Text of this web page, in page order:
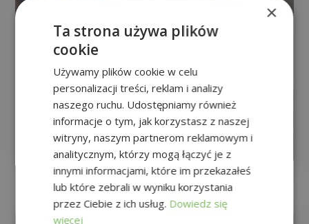
Magister Ekspert Coaching Osobisty
Zapisz się:
ŻYWIENIE I DIETETYKA
×
Ta strona używa plików
cookie
Używamy plików cookie w celu
personalizacji treści, reklam i analizy
naszego ruchu. Udostępniamy również
informacje o tym, jak korzystasz z naszej
witryny, naszym partnerom reklamowym i
analitycznym, którzy mogą łączyć je z
innymi informacjami, które im przekazałeś
lub które zebrali w wyniku korzystania
przez Ciebie z ich usług. Dowiedz się
więcej